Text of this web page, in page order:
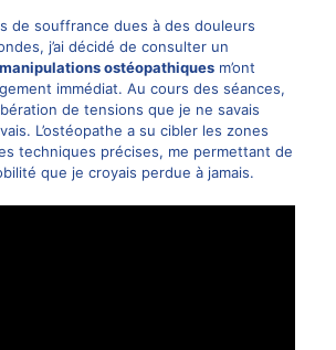
de souffrance dues à des douleurs
j’ai décidé de consulter un
manipulations ostéopathiquesm’ont
immédiat. Au cours des séances,
de tensions que je ne savais
L’ostéopathe a su cibler les zones
techniques précises, me permettant de
que je croyais perdue à jamais.